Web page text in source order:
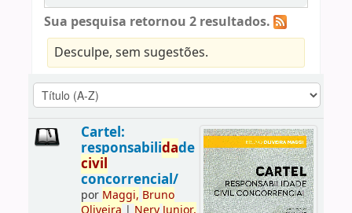
Sua pesquisa retornou 2 resultados.
Desculpe, sem sugestões.
Cartel:
responsabilidade
civil
concorrencial/
por Maggi, Bruno